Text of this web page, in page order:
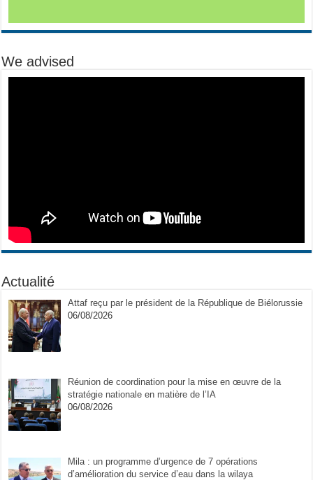
We advised
Actualité
Attaf reçu par le président de la République de Biélorussie
06/08/2026
Réunion de coordination pour la mise en œuvre de la
stratégie nationale en matière de l’IA
06/08/2026
Mila : un programme d’urgence de 7 opérations
d’amélioration du service d’eau dans la wilaya